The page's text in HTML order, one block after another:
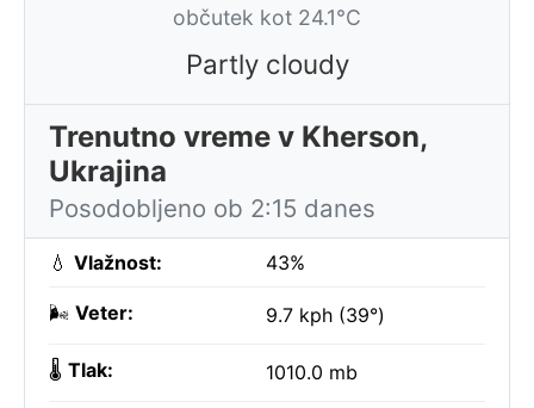
občutek kot 24.1°C
Partly cloudy
Trenutno vreme v Kherson,
Ukrajina
Posodobljeno ob 2:15 danes
💧 Vlažnost: 43%
🌬️ Veter: 9.7 kph (39°)
🌡️ Tlak: 1010.0 mb